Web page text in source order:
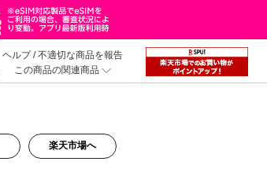
ヘルプ/不適切な商品を報告
この商品の関連商品
楽天市場へ